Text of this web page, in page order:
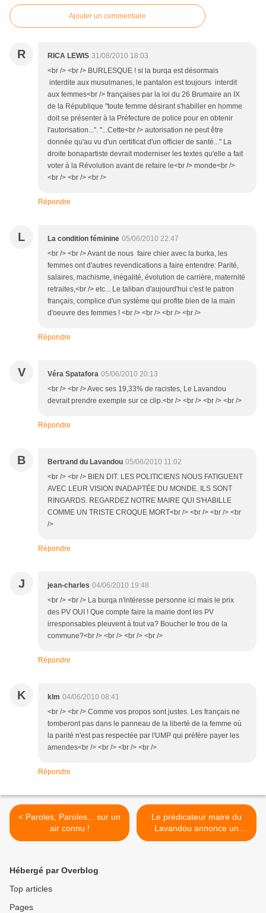
Ajouter un commentaire
R RICA LEWIS 31/08/2010 18:03
<br /> <br /> BURLESQUE ! si la burqa est désormais
interdite aux musulmanes, le pantalon est toujours interdit
aux femmes<br /> françaises par la loi du 26 Brumaire an IX
de la République "toute femme désirant s'habiller en homme
doit se présenter à la Préfecture de police pour en obtenir
l'autorisation...". "...Cette<br /> autorisation ne peut être
donnée qu'au vu d'un certificat d'un officier de santé..." La
droite bonapartiste devrait moderniser les textes qu'elle a fait
voter à la Révolution avant de refaire le<br /> monde<br />
<br /> <br /> <br />
Répondre
L La condition féminine 05/06/2010 22:47
<br /> <br /> Avant de nous faire chier avec la burka, les
femmes ont d'autres revendications a faire entendre: Parité,
salaires, machisme, inégalité, évolution de carrière, maternité
retraites,<br /> etc... Le taliban d'aujourd'hui c'est le patron
français, complice d'un système qui profite bien de la main
d'oeuvre des femmes ! <br /> <br /> <br /> <br />
Répondre
V Véra Spatafora 05/06/2010 20:13
<br /> <br /> Avec ses 19,33% de racistes, Le Lavandou
devrait prendre exemple sur ce clip.<br /> <br /> <br /> <br />
Répondre
B Bertrand du Lavandou 05/06/2010 11:02
<br /> <br /> BIEN DIT. LES POLITICIENS NOUS FATIGUENT
AVEC LEUR VISION INADAPTÉE DU MONDE. ILS SONT
RINGARDS. REGARDEZ NOTRE MAIRE QUI S'HABILLE
COMME UN TRISTE CROQUE MORT<br /> <br /> <br /> <br
/>
Répondre
J jean-charles 04/06/2010 19:48
<br /> <br /> La burqa n'intéresse personne ici mais le prix
des PV OUI ! Que compte faire la mairie dont les PV
irresponsables pleuvent à tout va? Boucher le trou de la
commune?<br /> <br /> <br /> <br />
Répondre
K klm 04/06/2010 08:41
<br /> <br /> Comme vos propos sont justes. Les français ne
tomberont pas dans le panneau de la liberté de la femme où
la parité n'est pas respectée par l'UMP qui préfère payer les
amendes<br /> <br /> <br /> <br />
Répondre
< Paroles, Paroles... sur un
air connu !
Le prédicateur maire du
Lavandou annonce un
risque... d'éboulement du
Hébergé par Overblog
Top articles
Pages